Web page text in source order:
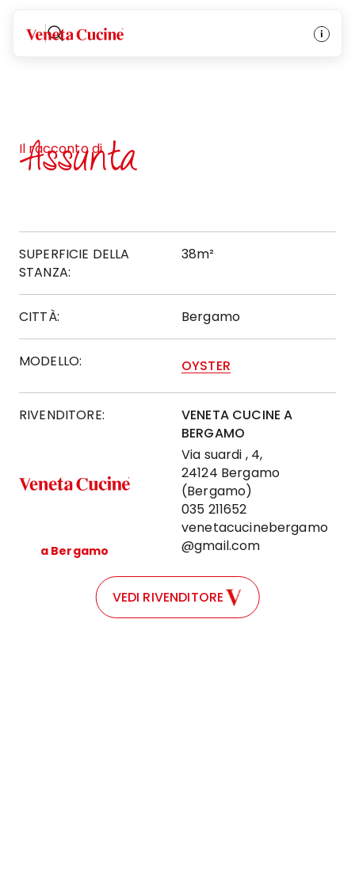
Veneta Cucine
Il racconto di
Assunta
SUPERFICIE DELLA
STANZA:
38m²
CITTÀ: Bergamo
MODELLO: OYSTER
RIVENDITORE:
a Bergamo
VENETA CUCINE A
BERGAMO
Via suardi , 4,
24124 Bergamo
(Bergamo)
035 211652
venetacucinebergamo
@gmail.com
VEDI RIVENDITORE